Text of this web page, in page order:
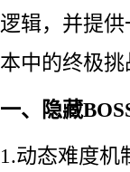
逻辑，并提
本中的终极挑
一、隐藏
1.动态难度机